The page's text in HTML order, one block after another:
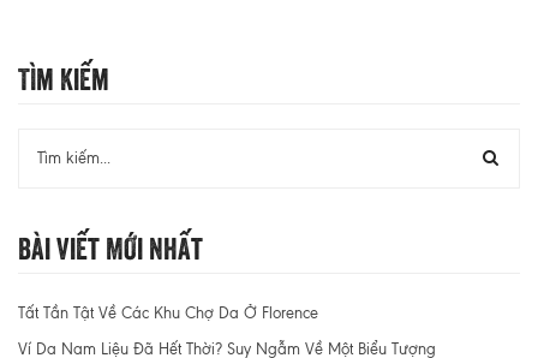
Tìm Kiếm
Bài Viết Mới Nhất
Tất Tần Tật Về Các Khu Chợ Da Ở Florence
Ví Da Nam Liệu Đã Hết Thời? Suy Ngẫm Về Một Biểu Tượng